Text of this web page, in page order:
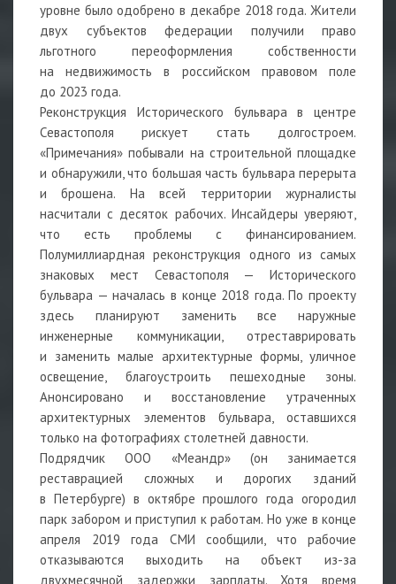
уровне было одобрено в декабре 2018 года. Жители
двух субъектов федерации получили право
льготного переоформления собственности
на недвижимость в российском правовом поле
до 2023 года.
Реконструкция Исторического бульвара в центре
Севастополя рискует стать долгостроем.
«Примечания» побывали на строительной площадке
и обнаружили, что большая часть бульвара перерыта
и брошена. На всей территории журналисты
насчитали с десяток рабочих. Инсайдеры уверяют,
что есть проблемы с финансированием.
Полумиллиардная реконструкция одного из самых
знаковых мест Севастополя — Исторического
бульвара — началась в конце 2018 года. По проекту
здесь планируют заменить все наружные
инженерные коммуникации, отреставрировать
и заменить малые архитектурные формы, уличное
освещение, благоустроить пешеходные зоны.
Анонсировано и восстановление утраченных
архитектурных элементов бульвара, оставшихся
только на фотографиях столетней давности.
Подрядчик ООО «Меандр» (он занимается
реставрацией сложных и дорогих зданий
в Петербурге) в октябре прошлого года огородил
парк забором и приступил к работам. Но уже в конце
апреля 2019 года СМИ сообщили, что рабочие
отказываются выходить на объект из-за
двухмесячной задержки зарплаты. Хотя время